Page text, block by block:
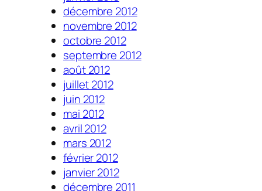
décembre 2012
novembre 2012
octobre 2012
septembre 2012
août 2012
juillet 2012
juin 2012
mai 2012
avril 2012
mars 2012
février 2012
janvier 2012
décembre 2011